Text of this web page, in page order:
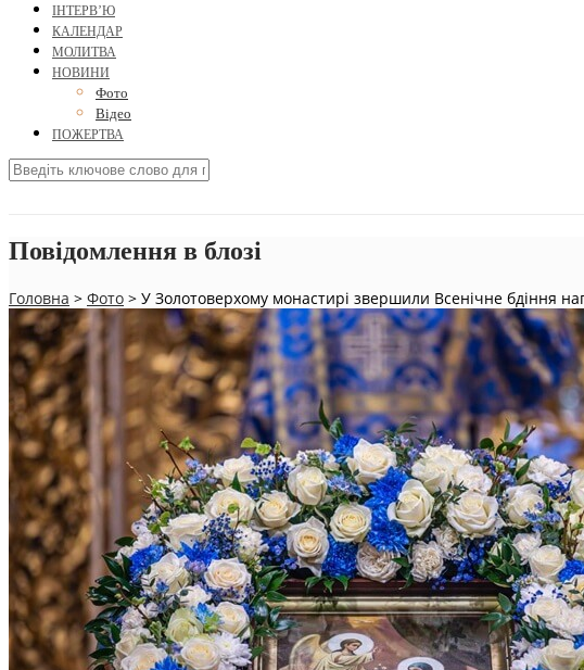
ІНТЕРВ’Ю
КАЛЕНДАР
МОЛИТВА
НОВИНИ
Фото
Відео
ПОЖЕРТВА
Повідомлення в блозі
Головна > Фото > У Золотоверхому монастирі звершили Всенічне бдіння